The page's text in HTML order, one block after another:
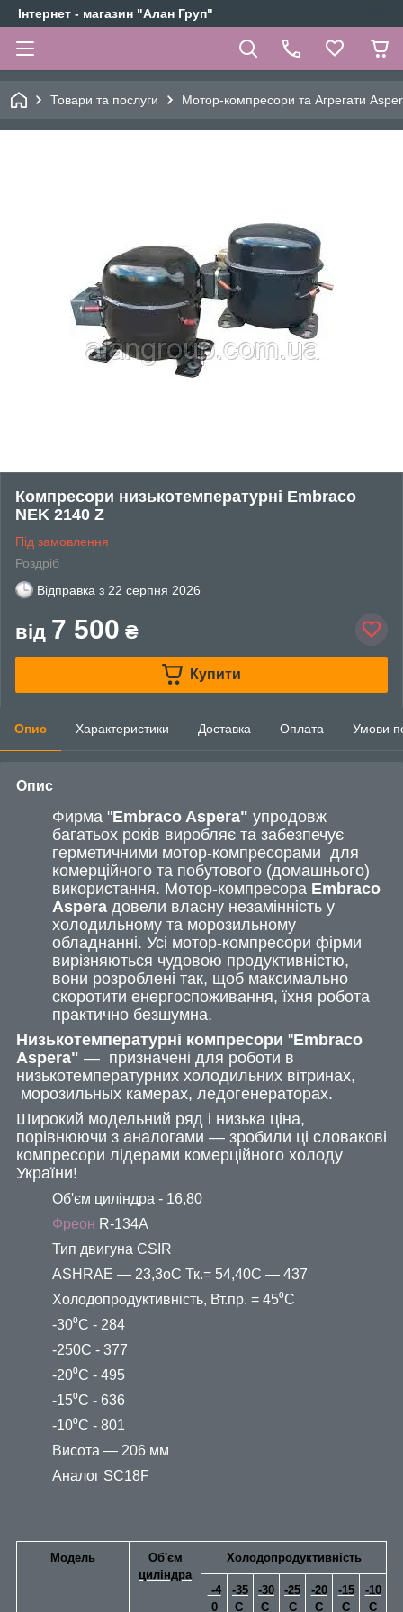
Інтернет - магазин "Алан Груп"
Товари та послуги Мотор-компресори та Агрегати
Компресори низькотемпературні Embraco
NEK 2140 Z
Під замовлення
Роздріб
Відправка з 22 серпня 2026
від 7 500 ₴
Купити
Опис Характеристики Доставка Оплата Умови
Опис
Фирма "Embraco Aspera" упродовж
багатьох років виробляє та забезпечує
герметичними мотор-компресорами для
комерційного та побутового (домашнього)
використання. Мотор-компресора Embraco
Aspera довели власну незамінність у
холодильному та морозильному
обладнанні. Усі мотор-компресори фірми
вирізняються чудовою продуктивністю,
вони розроблені так, щоб максимально
скоротити енергоспоживання, їхня робота
практично безшумна.
Низькотемпературні компресори "Embraco
Aspera" — призначені для роботи в
низькотемпературних холодильних вітринах,
морозильных камерах, ледогенераторах.
Широкий модельний ряд і низька ціна,
порівнюючи з аналогами — зробили ці словакові
компресори лідерами комерційного холоду
України!
Об'єм циліндра - 16,80
Фреон R-134A
Тип двигуна СSIR
ASHRAE — 23,3oС Тк.= 54,40С — 437
Холодопродуктивність, Вт.пр. = 45⁰С
-30⁰С - 284
-250С - 377
-20⁰С - 495
-15⁰С - 636
-10⁰С - 801
Висота — 206 мм
Аналог SC18F
Модель
Об'єм
циліндра
Холодопродуктивність
-4
0
-35
С
-30
C
-25
С
-20
C
-15
C
-10
C